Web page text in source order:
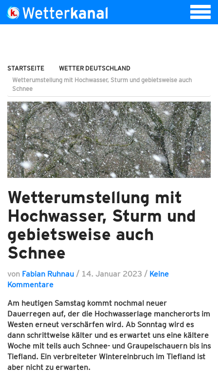
STARTSEITE
WETTER DEUTSCHLAND
Wetterumstellung mit Hochwasser, Sturm und gebietsweise auch
Schnee
Wetterumstellung mit
Hochwasser, Sturm und
gebietsweise auch
Schnee
von Fabian Ruhnau / 14. Januar 2023 / Keine
Kommentare
Am heutigen Samstag kommt nochmal neuer
Dauerregen auf, der die Hochwasserlage mancherorts im
Westen erneut verschärfen wird. Ab Sonntag wird es
dann schrittweise kälter und es erwartet uns eine kältere
Woche mit teils auch Schnee- und Graupelschauern bis ins
Tiefland. Ein verbreiteter Wintereinbruch im Tiefland ist
aber nicht zu erwarten.